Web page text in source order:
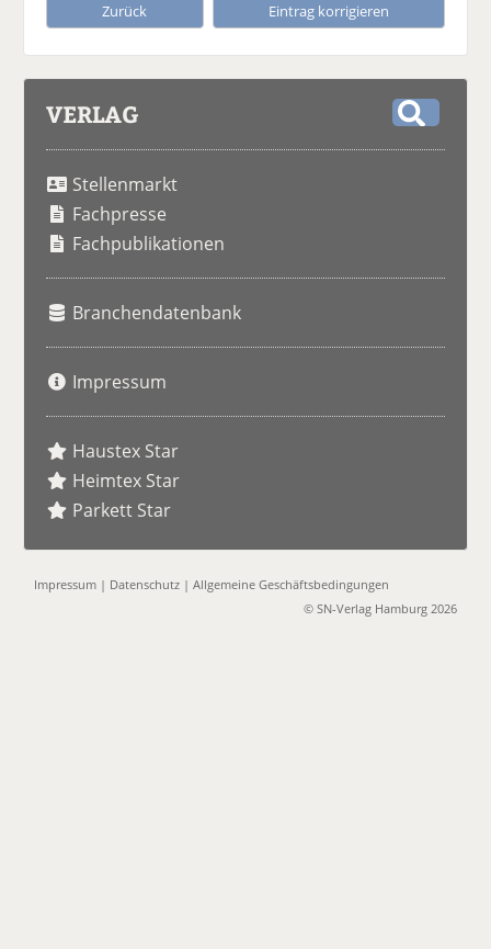
Zurück Eintrag korrigieren
VERLAG
Stellenmarkt
Fachpresse
Fachpublikationen
Branchendatenbank
Impressum
Haustex Star
Heimtex Star
Parkett Star
Impressum | Datenschutz |Allgemeine Geschäftsbedingungen
© SN-Verlag Hamburg 2026